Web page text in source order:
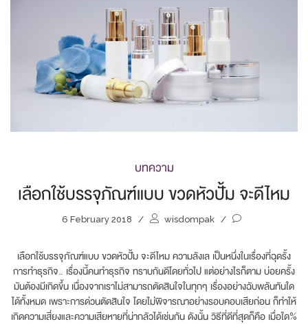
บทความ
เลือกใช้บรรจุภัณฑ์แบบ ขวดหัวปั้ม จะดีไหม
6 February 2018 / wisdompak /
เลือกใช้บรรจุภัณฑ์แบบ ขวดหัวปั้ม จะดีไหม ความลังเล เป็นหนึ่งในเรื่องที่ฉุดรั้ง
การทำธุรกิจ… เรื่องนี้คนทำธุรกิจ ทราบกันดีโดยทั่วไป แต่อย่างไรก็ตาม บ่อยครั้ง
มันต้องมีเกิดขึ้น เนื่องจากเราไม่สามารถตัดสินใจในทุกๆ เรื่องอย่างฉับพลันทันใด
ได้ทั้งหมด เพราะการด่วนตัดสินใจ โดยไม่พิจารณาอย่างรอบคอบเสียก่อน ก็ทำให้
เกิดความเสี่ยงและความเสียหายที่น่ากลัวได้เช่นกัน ดังนั้น วิธีที่ดีที่สุดก็คือ เมื่อใด%